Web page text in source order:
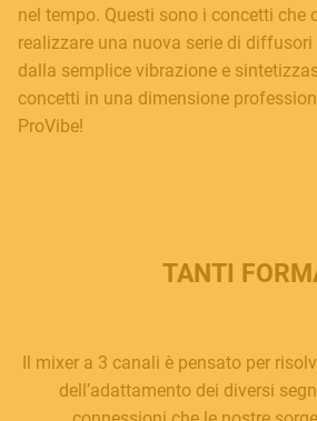
nel tempo. Questi sono i concetti che
realizzare una nuova serie di
dalla semplice vibrazione e
concetti in una dimensione
ProVibe!
TANTI
Il mixer a 3 canali è pensato per
dell’adattamento dei diversi